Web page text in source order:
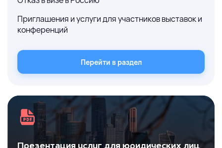
Приглашения и услуги для участников выставок и
конференций
Перейти в раздел
Презентация услуг для юридических лиц